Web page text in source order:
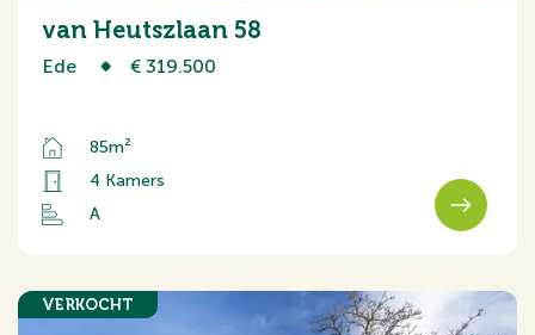
van Heutszlaan 58
Ede € 319.500
85m²
4 Kamers
A
VERKOCHT